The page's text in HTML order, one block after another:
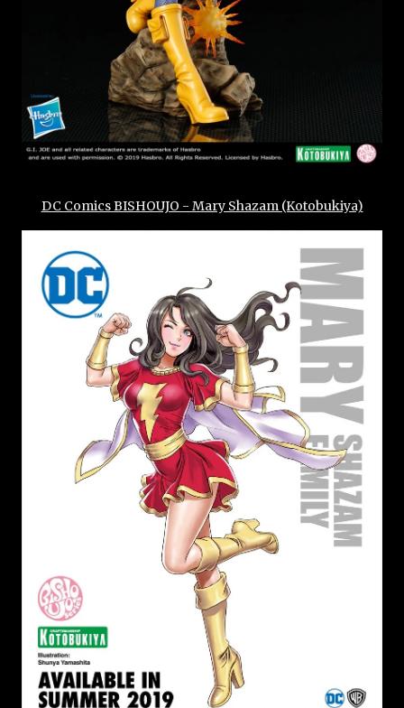
DC Comics BISHOUJO - Mary Shazam (Kotobukiya)